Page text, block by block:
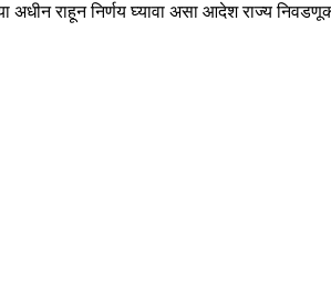
अधीन राहून निर्णय घ्यावा असा आदेश राज्य